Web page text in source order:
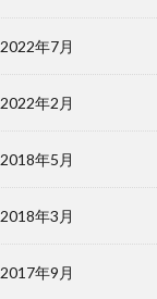
2022年7月
2022年2月
2018年5月
2018年3月
2017年9月